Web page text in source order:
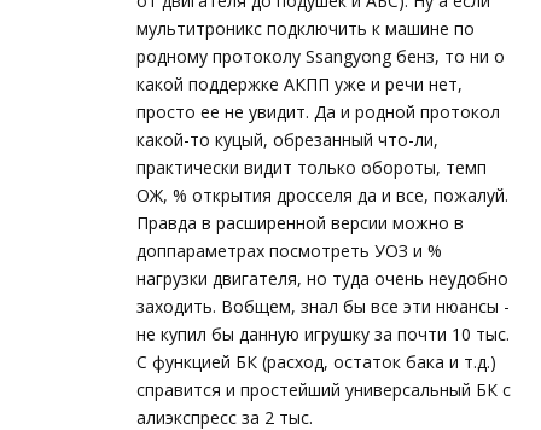
мультитроникс подключить к машине по
родному протоколу Ssangyong бенз, то ни о
какой поддержке АКПП уже и речи нет,
просто ее не увидит. Да и родной протокол
какой-то куцый, обрезанный что-ли,
практически видит только обороты, темп
ОЖ, % открытия дросселя да и все, пожалуй.
Правда в расширенной версии можно в
доппараметрах посмотреть УОЗ и %
нагрузки двигателя, но туда очень неудобно
заходить. Вобщем, знал бы все эти нюансы -
не купил бы данную игрушку за почти 10 тыс.
С функцией БК (расход, остаток бака и т.д.)
справится и простейший универсальный БК с
алиэкспресс за 2 тыс.